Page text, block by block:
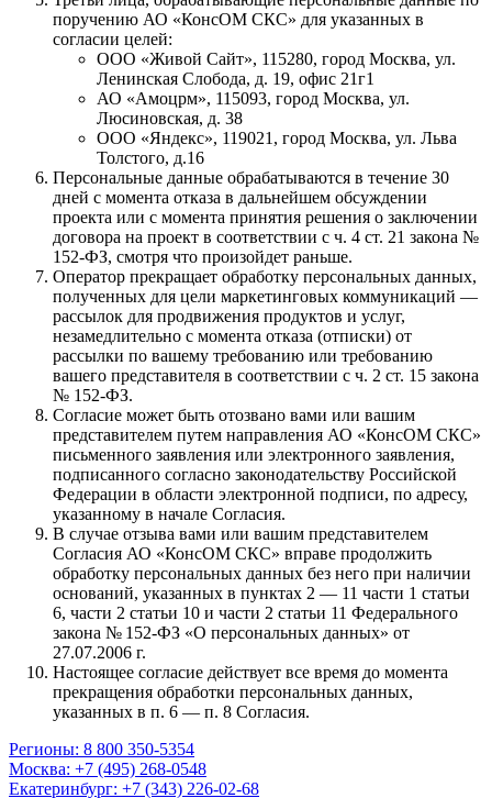
поручению АО «КонсОМ СКС» для указанных в
согласии целей:
ООО «Живой Сайт», 115280, город Москва, ул.
Ленинская Слобода, д. 19, офис 21г1
АО «Амоцрм», 115093, город Москва, ул.
Люсиновская, д. 38
ООО «Яндекс», 119021, город Москва, ул. Льва
Толстого, д.16
Персональные данные обрабатываются в течение 30
дней с момента отказа в дальнейшем обсуждении
проекта или с момента принятия решения о заключении
договора на проект в соответствии с ч. 4 ст. 21 закона №
152-ФЗ, смотря что произойдет раньше.
Оператор прекращает обработку персональных данных,
полученных для цели маркетинговых коммуникаций —
рассылок для продвижения продуктов и услуг,
незамедлительно с момента отказа (отписки) от
рассылки по вашему требованию или требованию
вашего представителя в соответствии с ч. 2 ст. 15 закона
№ 152-ФЗ.
Согласие может быть отозвано вами или вашим
представителем путем направления АО «КонсОМ СКС»
письменного заявления или электронного заявления,
подписанного согласно законодательству Российской
Федерации в области электронной подписи, по адресу,
указанному в начале Согласия.
В случае отзыва вами или вашим представителем
Согласия АО «КонсОМ СКС» вправе продолжить
обработку персональных данных без него при наличии
оснований, указанных в пунктах 2 — 11 части 1 статьи
6, части 2 статьи 10 и части 2 статьи 11 Федерального
закона № 152-ФЗ «О персональных данных» от
27.07.2006 г.
Настоящее согласие действует все время до момента
прекращения обработки персональных данных,
указанных в п. 6 — п. 8 Согласия.
Регионы: 8 800 350-5354
Москва: +7 (495) 268-0548
Екатеринбург: +7 (343) 226-02-68